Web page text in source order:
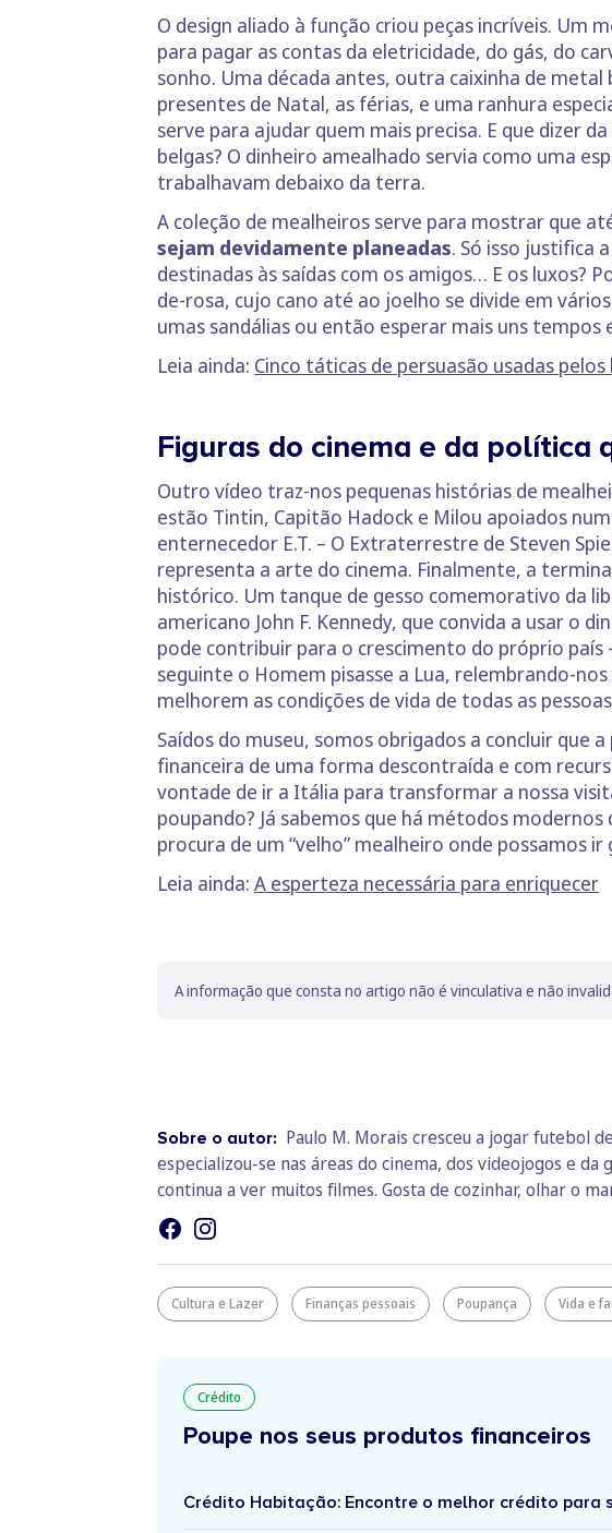
O design aliado à função criou peças incríveis. Um
para pagar as contas da eletricidade, do gás, do
sonho. Uma década antes, outra caixinha de
presentes de Natal, as férias, e uma ranhura
serve para ajudar quem mais precisa. E que dizer
belgas? O dinheiro amealhado servia como uma
trabalhavam debaixo da terra.
A coleção de mealheiros serve para mostrar que
sejam devidamente planeadas. Só isso justifica
destinadas às saídas com os amigos… E os luxos?
de-rosa, cujo cano até ao joelho se divide em
umas sandálias ou então esperar mais uns
Leia ainda: Cinco táticas de persuasão usadas
Figuras do cinema e da política
Outro vídeo traz-nos pequenas histórias de
estão Tintin, Capitão Hadock e Milou apoiados
enternecedor E.T. – O Extraterrestre de Steven
representa a arte do cinema. Finalmente, a
histórico. Um tanque de gesso comemorativo da
americano John F. Kennedy, que convida a usar o
pode contribuir para o crescimento do próprio país
seguinte o Homem pisasse a Lua, relembrando-
melhorem as condições de vida de todas as
Saídos do museu, somos obrigados a concluir que
financeira de uma forma descontraída e com
vontade de ir a Itália para transformar a nossa
poupando? Já sabemos que há métodos
procura de um “velho” mealheiro onde possamos
Leia ainda: A esperteza necessária para enriquecer
A informação que consta no artigo não é vinculativa e não
Sobre o autor: Paulo M. Morais cresceu a jogar futebol
especializou-se nas áreas do cinema, dos videojogos e
continua a ver muitos filmes. Gosta de cozinhar, olhar o
Cultura e Lazer Finanças pessoais Poupança Vida e
Crédito
Poupe nos seus produtos financeiros
Crédito Habitação: Encontre o melhor crédito para